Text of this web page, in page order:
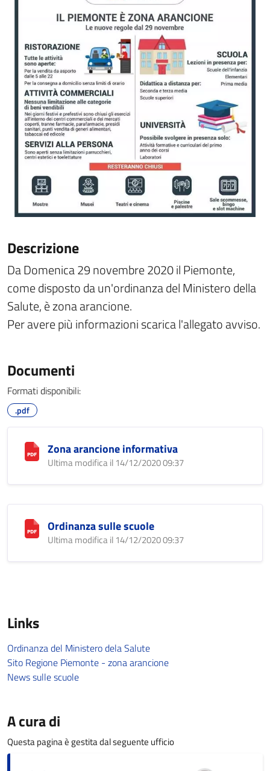
Descrizione
Da Domenica 29 novembre 2020 il Piemonte,
come disposto da un'ordinanza del Ministero della
Salute, è zona arancione.
Per avere più informazioni scarica l'allegato avviso.
Documenti
Formati disponibili:
.pdf
Zona arancione informativa
Ultima modifica il 14/12/2020 09:37
Ordinanza sulle scuole
Ultima modifica il 14/12/2020 09:37
Links
Ordinanza del Ministero dela Salute
Sito Regione Piemonte - zona arancione
News sulle scuole
A cura di
Questa pagina è gestita dal seguente ufficio